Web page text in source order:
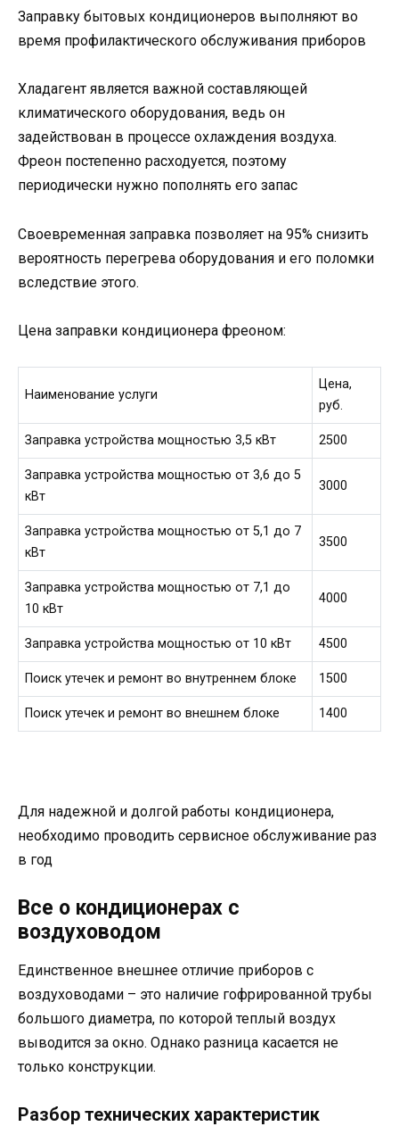
Заправку бытовых кондиционеров выполняют во
время профилактического обслуживания приборов
Хладагент является важной составляющей
климатического оборудования, ведь он
задействован в процессе охлаждения воздуха.
Фреон постепенно расходуется, поэтому
периодически нужно пополнять его запас
Своевременная заправка позволяет на 95% снизить
вероятность перегрева оборудования и его поломки
вследствие этого.
Цена заправки кондиционера фреоном:
Наименование услуги
Цена,
руб.
Заправка устройства мощностью 3,5 кВт 2500
Заправка устройства мощностью от 3,6 до 5
кВт
3000
Заправка устройства мощностью от 5,1 до 7
кВт
3500
Заправка устройства мощностью от 7,1 до
10 кВт
4000
Заправка устройства мощностью от 10 кВт 4500
Поиск утечек и ремонт во внутреннем блоке 1500
Поиск утечек и ремонт во внешнем блоке 1400
Для надежной и долгой работы кондиционера,
необходимо проводить сервисное обслуживание раз
в год
Все о кондиционерах с
воздуховодом
Единственное внешнее отличие приборов с
воздуховодами – это наличие гофрированной трубы
большого диаметра, по которой теплый воздух
выводится за окно. Однако разница касается не
только конструкции.
Разбор технических характеристик